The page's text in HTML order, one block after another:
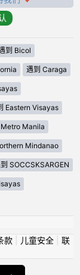
到 Bicol
遇到 Caraga
Eastern Visayas
Manila
Mindanao
SOCCSKSARGEN
款| 儿童安全| 联